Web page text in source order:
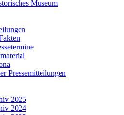
Museum
Pressemitteilungen
2025
2024